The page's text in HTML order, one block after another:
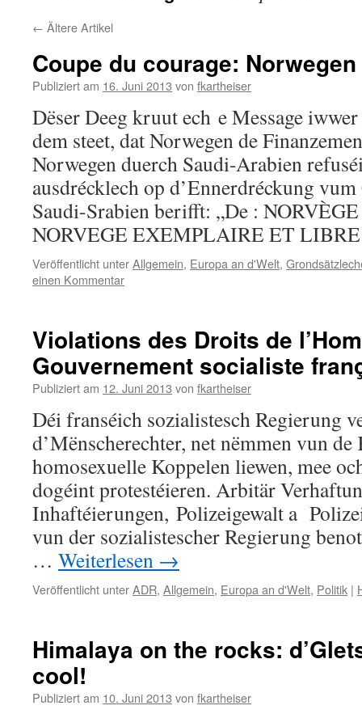
← Ältere Artikel
Coupe du courage:
Publiziert am 16. Juni 2013 von fkartheiser
Dëser Deeg kruut ech e Message
dem steet, dat Norwegen de
Norwegen duerch Saudi-Arabien
ausdrécklech op d’Ennerdréckung
Saudi-Srabien berifft: „De :
NORVEGE EXEMPLAIRE ET
Veröffentlicht unterAllgemein, Europa an d'Welt,
einen Kommentar
Violations des Droits de
Gouvernement socialiste
Publiziert am 12. Juni 2013 von fkartheiser
Déi franséich sozialistesch Regierung
d’Mënscherechter, net nëmmen vun de
homosexuelle Koppelen liewen, mee
dogéint protestéieren. Arbitär
Inhaftéierungen, Polizeigewalt a
vun der sozialistescher Regierung
… Weiterlesen →
Veröffentlicht unterADR, Allgemein, Europa an d'Welt, Politik |
Himalaya on the rocks:
cool!
Publiziert am 10. Juni 2013 von fkartheiser